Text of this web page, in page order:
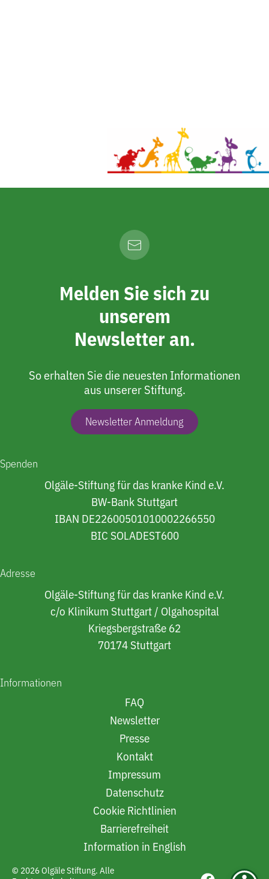
Melden Sie sich zu
unserem
Newsletter an.
So erhalten Sie die neuesten Informationen
aus unserer Stiftung.
Newsletter Anmeldung
Spenden
Olgäle-Stiftung für das kranke Kind e.V.
BW-Bank Stuttgart
IBAN DE22600501010002266550
BIC SOLADEST600
Adresse
Olgäle-Stiftung für das kranke Kind e.V.
c/o Klinikum Stuttgart / Olgahospital
Kriegsbergstraße 62
70174 Stuttgart
Informationen
FAQ
Newsletter
Presse
Kontakt
Impressum
Datenschutz
Cookie Richtlinien
Barrierefreiheit
Information in English
© 2026 Olgäle Stiftung. Alle